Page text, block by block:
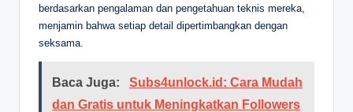
berdasarkan pengalaman dan pengetahuan teknis mereka,
menjamin bahwa setiap detail dipertimbangkan dengan
seksama.
Baca Juga:
Subs4unlock.id: Cara Mudah
dan Gratis untuk Meningkatkan Followers